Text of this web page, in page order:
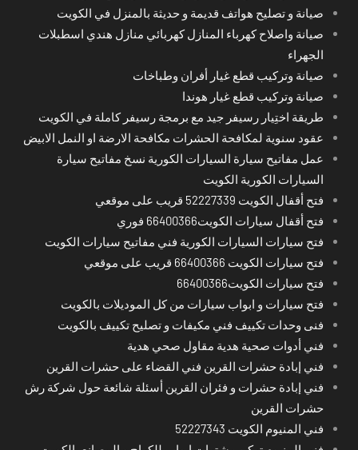
صيانة و تصليح هواتف قديمة و حديثة بالمنزل في الكويت
صيانة واصلاح كهرباء المنازل كهربائي منازل هندي اسطبلات
الجهراء
صيانة وتركيب قطع غيار أفران وطباخات
صيانة وتركيب قطع غيار هوندا
طريقة اختِيار رسيفر جيد مع برمجة رسيفر كاملة في الكويت
عقود سنوية لمكافحة الحشرات مكافحة الارضة او النمل الابيض
عمل مفاتيح سيارة السيارات الكورية نسخ مفاتيح سيارة
السيارات الكورية الكويت
فتح أقفال الكويت 52227339 قريب على موقعي
فتح أقفال سيارات الكويت66400366 فوري
فتح سيارات السيارات الكورية فني مفاتيح سيارات الكويت
فتح سيارات الكويت 66400366 قريب على موقعي
فتح سيارات الكويت66400366
فتح سيارات و ابواب سيارات من كل الموديلات بالكويت
فنى وحدات تكييف فني مكيفات و تصليح تكييف بالكويت
فني أدوات صحية هدية مقاول صحي هدية
فني إبادة حشرات القرين فني القضاء على حشرات القرين
فني إبادة حشرات و فئران القرين أسئلة شائعة حول شركة رش
حشرات القرين
فني المنيوم الكويت 52227343